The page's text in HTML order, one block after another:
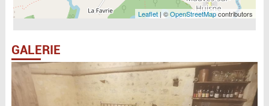
Leaflet | ©OpenStreetMapcontributors
GALERIE